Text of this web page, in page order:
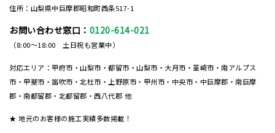
住所：山梨県中巨摩郡昭和町西条517-1
お問い合わせ窓口： 0120-614-021
（8:00～18:00 土日祝も営業中）
対応エリア：甲府市・山梨市・都留市・山梨市・大月市・韮崎市・南アルプス
市・甲斐市・笛吹市・北杜市・上野原市・甲州市・中央市・中巨摩郡・南巨摩
郡・南都留郡・北都留郡・西八代郡 他
★ 地元のお客様の施工実績多数掲載！